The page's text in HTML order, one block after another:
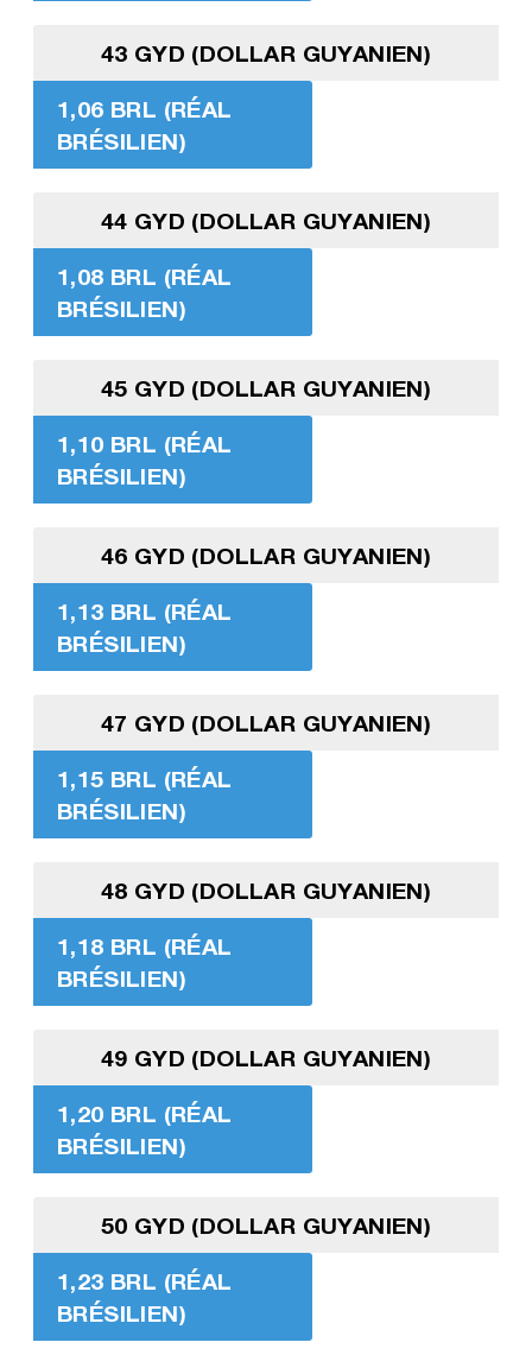
43 GYD (DOLLAR GUYANIEN)
1,06 BRL (RÉAL
BRÉSILIEN)
44 GYD (DOLLAR GUYANIEN)
1,08 BRL (RÉAL
BRÉSILIEN)
45 GYD (DOLLAR GUYANIEN)
1,10 BRL (RÉAL
BRÉSILIEN)
46 GYD (DOLLAR GUYANIEN)
1,13 BRL (RÉAL
BRÉSILIEN)
47 GYD (DOLLAR GUYANIEN)
1,15 BRL (RÉAL
BRÉSILIEN)
48 GYD (DOLLAR GUYANIEN)
1,18 BRL (RÉAL
BRÉSILIEN)
49 GYD (DOLLAR GUYANIEN)
1,20 BRL (RÉAL
BRÉSILIEN)
50 GYD (DOLLAR GUYANIEN)
1,23 BRL (RÉAL
BRÉSILIEN)